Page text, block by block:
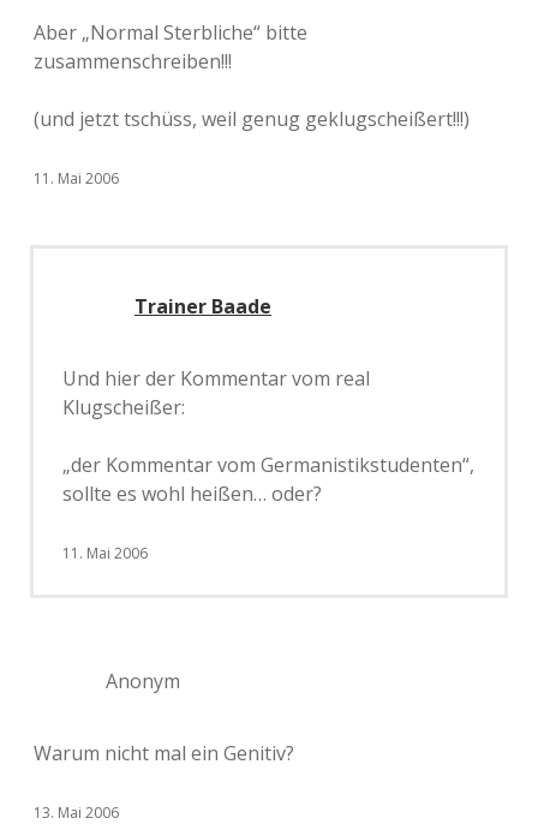
Aber „Normal Sterbliche“ bitte
zusammenschreiben!!!
(und jetzt tschüss, weil genug geklugscheißert!!!)
11. Mai 2006
Trainer Baade
Und hier der Kommentar vom real
Klugscheißer:
„der Kommentar vom Germanistikstudenten“,
sollte es wohl heißen… oder?
11. Mai 2006
Anonym
Warum nicht mal ein Genitiv?
13. Mai 2006